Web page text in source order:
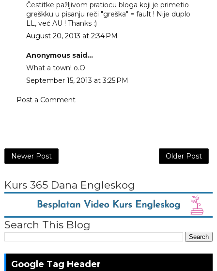
Čestitke pažljivom pratiocu bloga koji je primetio
greškku u pisanju reči "greška" = fault ! Nije duplo
LL, već AU ! Thanks :)
August 20, 2013 at 2:34 PM
Anonymous said...
What a town! o.O
September 15, 2013 at 3:25 PM
Post a Comment
Newer Post Older Post
Kurs 365 Dana Engleskog
Search This Blog
Google Tag Header